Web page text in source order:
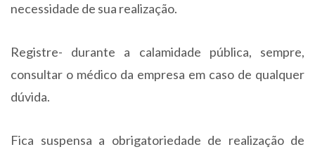
necessidade de sua realização.
Registre- durante a calamidade pública, sempre,
consultar o médico da empresa em caso de qualquer
dúvida.
Fica suspensa a obrigatoriedade de realização de